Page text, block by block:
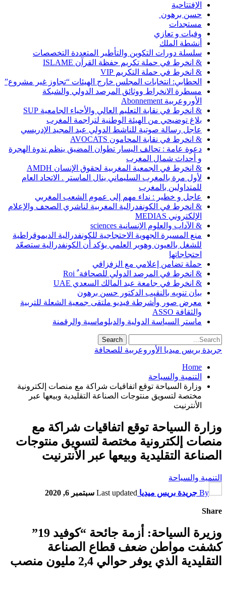
الإفتتاحية
حسن برهون
مستجدات
وفيات و تعازي
أنشطة الملك
سلسلة دورات التكوين والتأطير المتعددة التخصصات
& انخرط في حملة تكريم حفظة القرآن ISLAME
& انخرط في حملة التكريم VIP
الحطابي: انتخابات المجلس خارج الهيئات “تجاوز غير مشروع”
مسطرة الانخراط ووثائق المرصد الدولي والشبكة
الأوروعربية Abonnement
& انخرط في نقابة التعليم العالي والأحياء الجامعية SUP
بلاغ توضيحي من الهيئة الوطنية لتراجمة المغرب
عاجل رسالة صوتية للناشط الدولي عبد المجيد الإدريسي
& انخرط في نقابة المحامون AVOCATS
دعوة عامة : تحالف اليسار تطوان المضيق ينظم ندوة الهجرة
و أحداث شمال المغرب
& انخرط في الجمعية المغربية لحقوق الإنسان AMDH
لأول مرة بالمغرب السليماني ينال الماستر . الاتحاد العام
للمتداولين بالمغرب
عاجل و خطير : نداء مهم إلى عموم الشعب المغربي
& انخرط في الكونفدرالية المغربية لناشري الصحف والإعلام
الإلكتروني MEDIAS
& الآداب والعلوم الإنسانية sciences
منع المسيرة الجهوية الاحتجاجية للكونفدرالية الديموقراطية
للشغل بالعيون وهوير العلمي يؤكد أن الكونفدرالية ستصعّد
احتجاجاتها
حملة تضامن إعلامي مع الزفزافي
& انخرط في المرصد الدولي للصحافة ٌ Roi
& انخرط في جامعة عبد المالك السعدي UAE
بيان تنويه بالنقيب الدكتور حسن برهون
معرض صور وأشرطة فيديو ملتقى جمعية الشعلة للتربية
والثقافة ASSO
ماستر السياسة الدولية والدبلوماسية والرقمنة
جريدة بريس ميديا الأوروعربية للصحافة
Home
التنمية والسياحة
وزارة السياحة توقع اتفاقيات شراكة مع منصات إلكترونية
مختصة لتسويق منتوجات الصناعة التقليدية وبيعها عبر
الأنترنيت
وزارة السياحة توقع اتفاقيات شراكة مع
منصات إلكترونية مختصة لتسويق منتوجات
الصناعة التقليدية وبيعها عبر الأنترنيت
التنمية والسياحة
By جريدة بريس ميديا Last updated سبتمبر 6, 2020
Share
وزيرة السياحة: أزمة جائحة “كوفيد 19”
كشفت مواطن ضعف قطاع الصناعة
التقليدية الذي يوفر حوالي 2,4 مليون منصب